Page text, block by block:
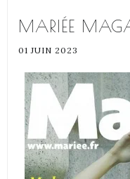
MARIÉE
01 JUIN 2023